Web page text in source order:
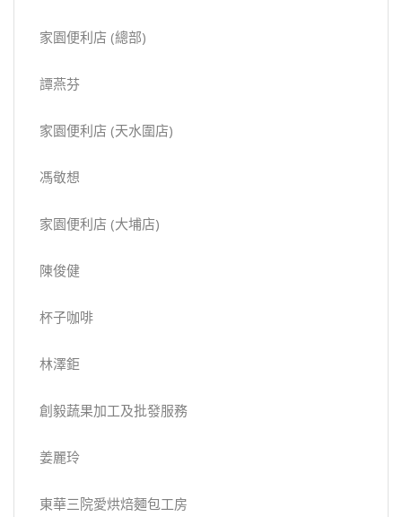
家園便利店 (總部)
譚燕芬
家園便利店 (天水圍店)
馮敬想
家園便利店 (大埔店)
陳俊健
杯子咖啡
林澤鉅
創毅蔬果加工及批發服務
姜麗玲
東華三院愛烘焙麵包工房